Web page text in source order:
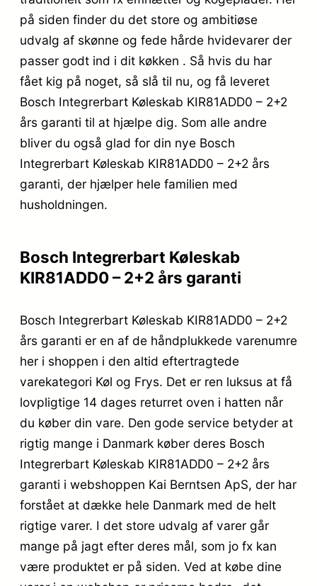
på siden finder du det store og ambitiøse
udvalg af skønne og fede hårde hvidevarer der
passer godt ind i dit køkken . Så hvis du har
fået kig på noget, så slå til nu, og få leveret
Bosch Integrerbart Køleskab KIR81ADD0 – 2+2
års garanti til at hjælpe dig. Som alle andre
bliver du også glad for din nye Bosch
Integrerbart Køleskab KIR81ADD0 – 2+2 års
garanti, der hjælper hele familien med
husholdningen.
Bosch Integrerbart Køleskab
KIR81ADD0 – 2+2 års garanti
Bosch Integrerbart Køleskab KIR81ADD0 – 2+2
års garanti er en af de håndplukkede varenumre
her i shoppen i den altid eftertragtede
varekategori Køl og Frys. Det er ren luksus at få
lovpligtige 14 dages returret oven i hatten når
du køber din vare. Den gode service betyder at
rigtig mange i Danmark køber deres Bosch
Integrerbart Køleskab KIR81ADD0 – 2+2 års
garanti i webshoppen Kai Berntsen ApS, der har
forstået at dække hele Danmark med de helt
rigtige varer. I det store udvalg af varer går
mange på jagt efter deres mål, som jo fx kan
være produktet er på siden. Ved at købe dine